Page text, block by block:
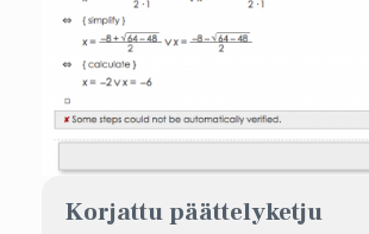
Korjattu päättelyketju